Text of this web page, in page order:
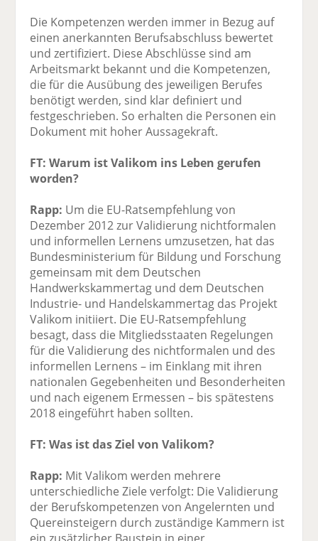
Die Kompetenzen werden immer in Bezug auf
einen anerkannten Berufsabschluss bewertet
und zertifiziert. Diese Abschlüsse sind am
Arbeitsmarkt bekannt und die Kompetenzen,
die für die Ausübung des jeweiligen Berufes
benötigt werden, sind klar definiert und
festgeschrieben. So erhalten die Personen ein
Dokument mit hoher Aussagekraft.
FT: Warum ist Valikom ins Leben gerufen
worden?
Rapp: Um die EU-Ratsempfehlung von
Dezember 2012 zur Validierung nichtformalen
und informellen Lernens umzusetzen, hat das
Bundesministerium für Bildung und Forschung
gemeinsam mit dem Deutschen
Handwerkskammertag und dem Deutschen
Industrie- und Handelskammertag das Projekt
Valikom initiiert. Die EU-Ratsempfehlung
besagt, dass die Mitgliedsstaaten Regelungen
für die Validierung des nichtformalen und des
informellen Lernens – im Einklang mit ihren
nationalen Gegebenheiten und Besonderheiten
und nach eigenem Ermessen – bis spätestens
2018 eingeführt haben sollten.
FT: Was ist das Ziel von Valikom?
Rapp: Mit Valikom werden mehrere
unterschiedliche Ziele verfolgt: Die Validierung
der Berufskompetenzen von Angelernten und
Quereinsteigern durch zuständige Kammern ist